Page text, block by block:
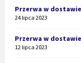
Przerwa w dostawie
24 lipca 2023
Przerwa w dostawie
12 lipca 2023